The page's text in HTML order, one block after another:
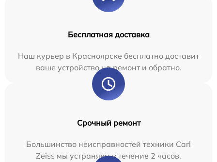
Бесплатная доставка
Наш курьер в Красноярске бесплатно доставит
ваше устройство на ремонт и обратно.
Срочный ремонт
Большинство неисправностей техники Carl
Zeiss мы устраняем в течение 2 часов.